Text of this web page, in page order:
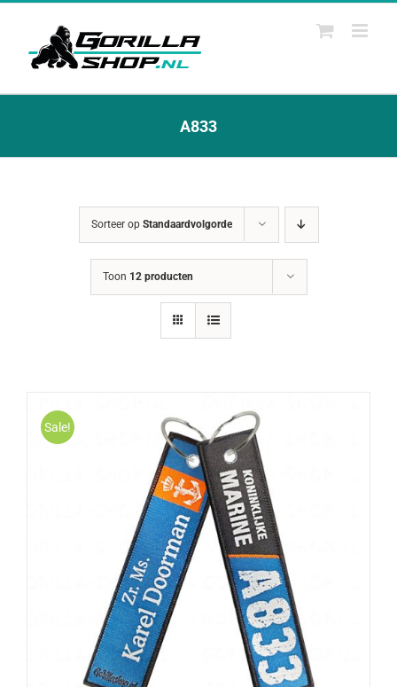
Ga
A833
Sorteer op Standaardvolgorde
Toon 12 producten
Sale!